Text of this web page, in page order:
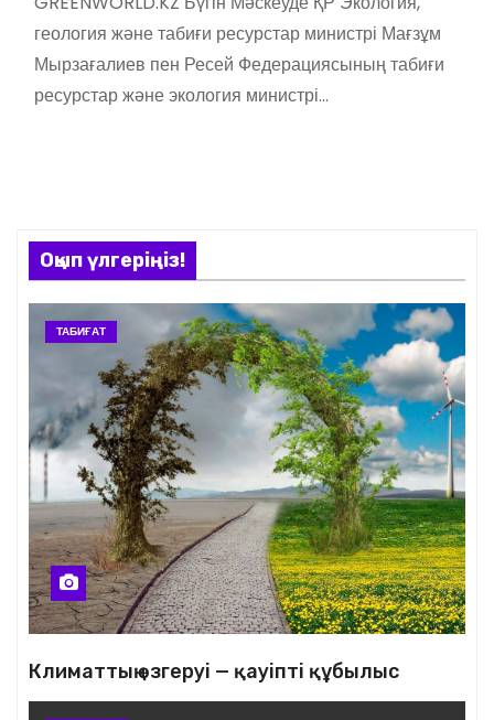
геология және табиғи ресурстар министрі Мағзұм
Мырзағалиев пен Ресей Федерациясының табиғи
ресурстар және экология министрі…
Оқып үлгеріңіз!
ТАБИҒАТ
Климаттың өзгеруі — қауіпті құбылыс